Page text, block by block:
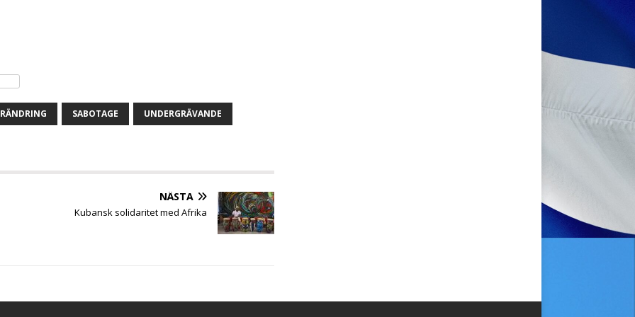
SABOTAGE UNDERGRÄVANDE
NÄSTA
Kubansk solidaritet med Afrika